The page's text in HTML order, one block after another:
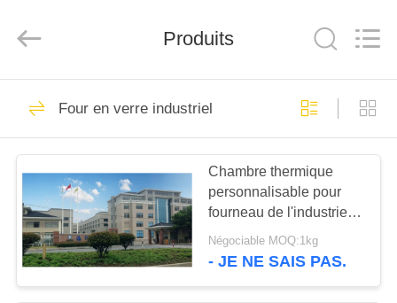
MAISON
PRODUITS
VIDÉOS
Chaudière
industrielle
électrique
81
Produits
Four en verre industriel
Chambre thermique
personnalisable pour
fourneau de l'industrie
du verre avec une plage
de température de 1500
Négociable MOQ:1kg
- JE NE SAIS PAS.